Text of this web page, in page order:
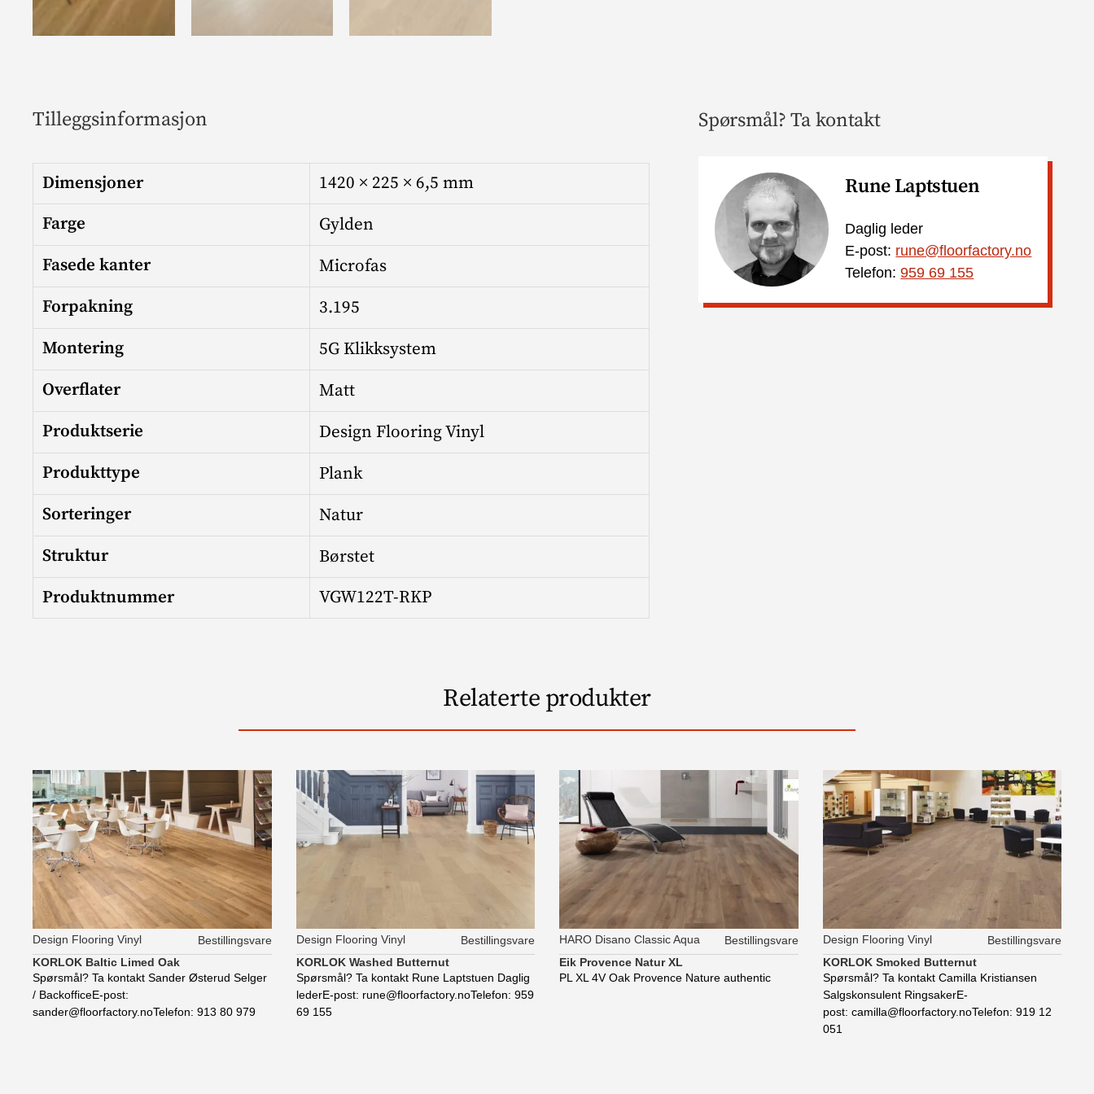
Spørsmål? Ta kontakt
Rune Laptstuen
Daglig leder
E-post: rune@floorfactory.no
Telefon:959 69 155
Tilleggsinformasjon
Dimensjoner
1420 × 225 × 6,5 mm
Farge
Gylden
Fasede kanter
Microfas
Forpakning
3.195
Montering
5G Klikksystem
Overflater
Matt
Produktserie
Design Flooring Vinyl
Produkttype
Plank
Sorteringer
Natur
Struktur
Børstet
Produktnummer
VGW122T-RKP
Relaterte produkter
Design Flooring Vinyl
Bestillingsvare
KORLOK Baltic Limed Oak
Spørsmål? Ta kontakt Sander Østerud Selger
/ BackofficeE-post:
sander@floorfactory.noTelefon: 913 80 979
Design Flooring Vinyl
Bestillingsvare
KORLOK Washed Butternut
Spørsmål? Ta kontakt Rune Laptstuen Daglig
lederE-post: rune@floorfactory.noTelefon: 959
69 155
HARO Disano Classic Aqua
Bestillingsvare
Eik Provence Natur XL
PL XL 4V Oak Provence Nature authentic
Design Flooring Vinyl
Bestillingsvare
KORLOK Smoked Butternut
Spørsmål? Ta kontakt Camilla Kristiansen
Salgskonsulent RingsakerE-
post: camilla@floorfactory.noTelefon: 919 12
051